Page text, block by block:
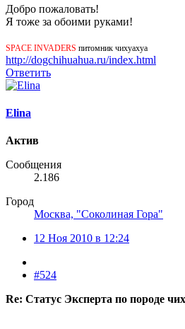
Добро пожаловать!
Я тоже за обоими руками!
SPACE INVADERS питомник чихуахуа
http://dogchihuahua.ru/index.html
Ответить
Elina
Актив
Сообщения
2.186
Город
Москва, "Соколиная Гора"
12 Ноя 2010 в 12:24
#524
Re: Статус Эксперта по породе